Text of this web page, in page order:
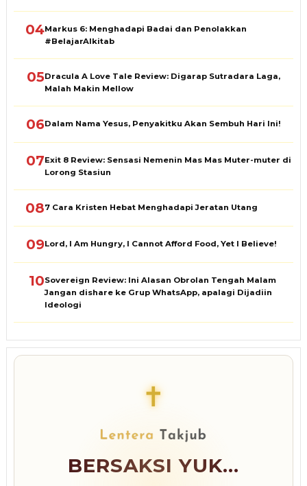
04Markus 6: Menghadapi Badai dan Penolakkan
#BelajarAlkitab
05Dracula A Love Tale Review: Digarap Sutradara Laga,
Malah Makin Mellow
06Dalam Nama Yesus, Penyakitku Akan Sembuh Hari Ini!
07Exit 8 Review: Sensasi Nemenin Mas Mas Muter-muter di
Lorong Stasiun
087 Cara Kristen Hebat Menghadapi Jeratan Utang
09Lord, I Am Hungry, I Cannot Afford Food, Yet I Believe!
10Sovereign Review: Ini Alasan Obrolan Tengah Malam
Jangan dishare ke Grup WhatsApp, apalagi Dijadiin
Ideologi
✝
BERSAKSI YUK...